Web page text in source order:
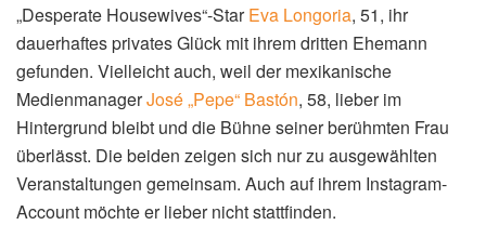
„Desperate Housewives“-StarEva Longoria, 51, ihr
dauerhaftes privates Glück mit ihrem dritten Ehemann
gefunden. Vielleicht auch, weil der mexikanische
MedienmanagerJosé „Pepe“ Bastón, 58, lieber im
Hintergrund bleibt und die Bühne seiner berühmten Frau
überlässt. Die beiden zeigen sich nur zu ausgewählten
Veranstaltungen gemeinsam. Auch auf ihrem Instagram-
Account möchte er lieber nicht stattfinden.